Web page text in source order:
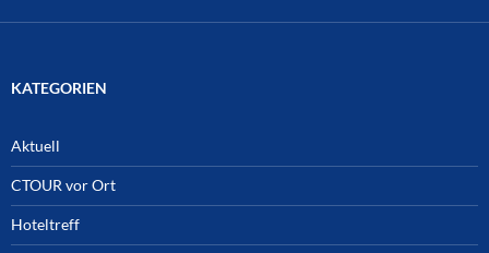
KATEGORIEN
Aktuell
CTOUR vor Ort
Hoteltreff